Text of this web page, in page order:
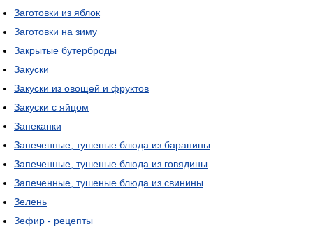
Заготовки из яблок
Заготовки на зиму
Закрытые бутерброды
Закуски
Закуски из овощей и фруктов
Закуски с яйцом
Запеканки
Запеченные, тушеные блюда из баранины
Запеченные, тушеные блюда из говядины
Запеченные, тушеные блюда из свинины
Зелень
Зефир - рецепты